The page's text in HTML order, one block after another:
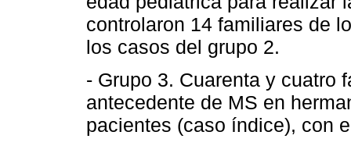
controlaron 14 familiares de
los casos del grupo 2.
- Grupo 3. Cuarenta y cuatro
antecedente de MS en
pacientes (caso índice), con